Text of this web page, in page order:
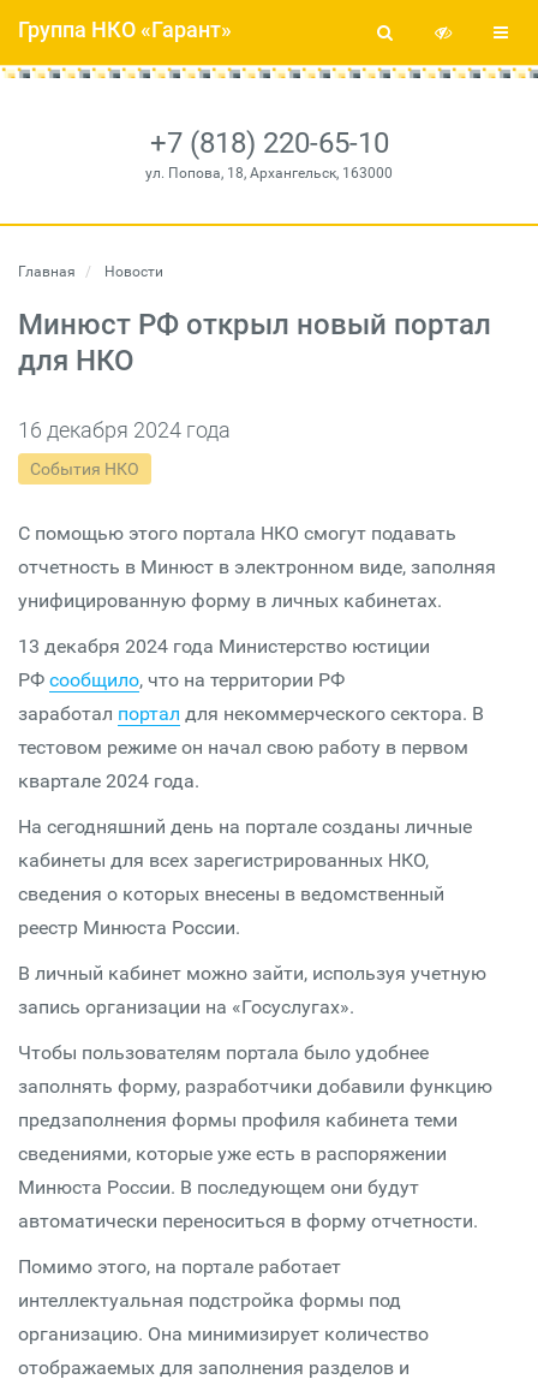
+7 (818) 220-65-10
ул. Попова, 18, Архангельск, 163000
Группа НКО «Гарант»
Главная Новости
Минюст РФ открыл новый портал
для НКО
16 декабря 2024 года
События НКО
С помощью этого портала НКО смогут подавать
отчетность в Минюст в электронном виде, заполняя
унифицированную форму в личных кабинетах.
13 декабря 2024 года Министерство юстиции
РФ сообщило, что на территории РФ
заработал портал для некоммерческого сектора. В
тестовом режиме он начал свою работу в первом
квартале 2024 года.
На сегодняшний день на портале созданы личные
кабинеты для всех зарегистрированных НКО,
сведения о которых внесены в ведомственный
реестр Минюста России.
В личный кабинет можно зайти, используя учетную
запись организации на «Госуслугах».
Чтобы пользователям портала было удобнее
заполнять форму, разработчики добавили функцию
предзаполнения формы профиля кабинета теми
сведениями, которые уже есть в распоряжении
Минюста России. В последующем они будут
автоматически переноситься в форму отчетности.
Помимо этого, на портале работает
интеллектуальная подстройка формы под
организацию. Она минимизирует количество
отображаемых для заполнения разделов и